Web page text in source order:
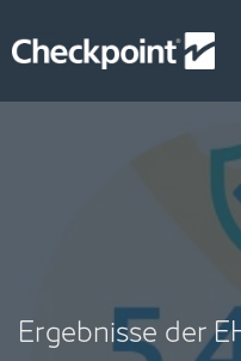
to
Ergebnisse der